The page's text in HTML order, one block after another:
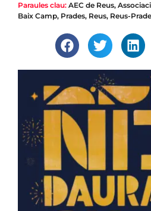
Paraules clau: AEC de Reus,
Baix Camp, Prades, Reus, Reus-